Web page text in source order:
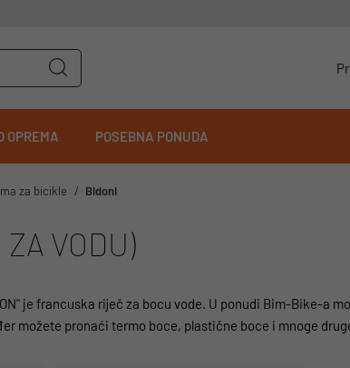
OPREMA POSEBNA PONUDA
za bicikle Bidoni
VODU)
je francuska riječ za bocu vode. U ponudi Bim-Bike-a
možete pronaći termo boce, plastične boce i mnoge